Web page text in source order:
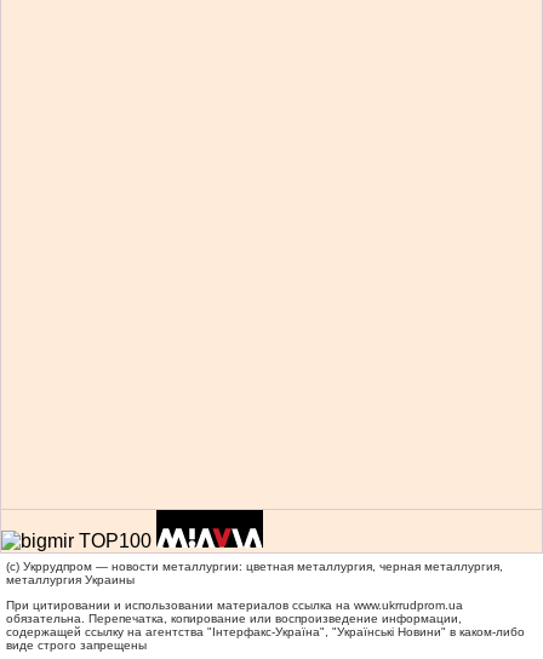
(c) Укррудпром — новости металлургии: цветная металлургия, черная металлургия,
металлургия Украины
При цитировании и использовании материалов ссылка на www.ukrrudprom.ua
обязательна. Перепечатка, копирование или воспроизведение информации,
содержащей ссылку на агентства "Iнтерфакс-Україна", "Українськi Новини" в каком-либо
виде строго запрещены